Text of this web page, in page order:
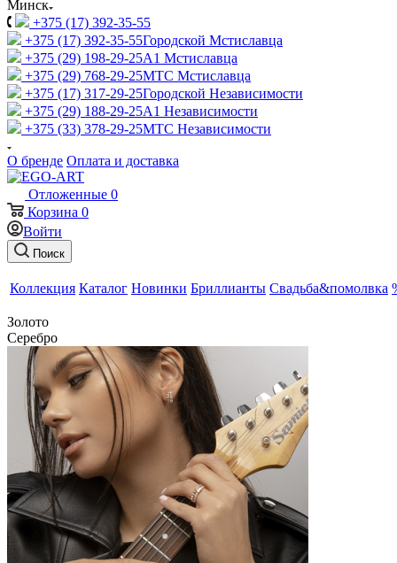
Минск
+375 (17) 392-35-55
+375 (17) 392-35-55Городской Мстиславца
+375 (29) 198-29-25A1 Мстиславца
+375 (29) 768-29-25МТС Мстиславца
+375 (17) 317-29-25Городской Независимости
+375 (29) 188-29-25A1 Независимости
+375 (33) 378-29-25МТС Независимости
О бренде Оплата и доставка
Отложенные 0
Корзина 0
Войти
Поиск
Коллекция Каталог Новинки Бриллианты Свадьба&помолвка
Золото
Серебро